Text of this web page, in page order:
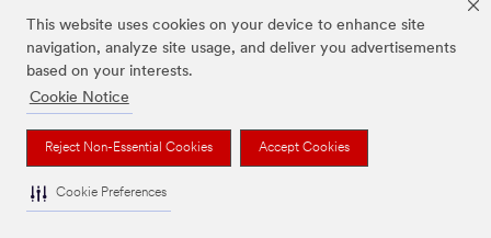
This website uses cookies on your device to enhance site
navigation, analyze site usage, and deliver you advertisements
based on your interests.
Cookie Notice
Reject Non-Essential Cookies Accept Cookies
Cookie Preferences